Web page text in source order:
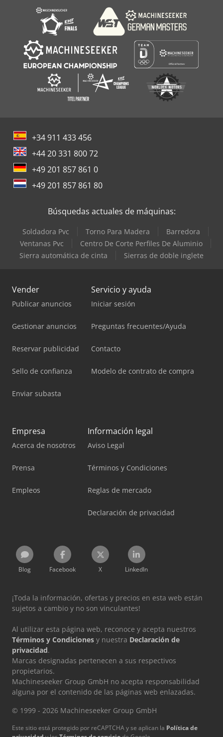
+34 911 433 456
+44 20 331 800 72
+49 201 857 861 0
+49 201 857 861 80
Búsquedas actuales de máquinas:
Soldadora Pvc Torno Para Madera
Barredora
Ventanas Pvc
Centro De Corte Perfiles De Aluminio
Sierra automática de cinta
Sierras de doble inglete
Vender
Publicar anuncios
Gestionar anuncios
Reservar publicidad
Sello de confianza
Enviar subasta
Servicio y ayuda
Iniciar sesión
Preguntas frecuentes/Ayuda
Contacto
Modelo de contrato de compra
Empresa
Acerca de nosotros
Prensa
Empleos
Información legal
Aviso Legal
Términos y Condiciones
Reglas de mercado
Declaración de privacidad
Blog Facebook X LinkedIn
¡Toda la información, ofertas y precios en esta web están
sujetos a cambio y no son vinculantes!
Al utilizar esta página web, reconoce y acepta nuestros
Términos y Condiciones y nuestra Declaración de
privacidad.
Marcas designadas pertenecen a sus respectivos
propietarios.
Machineseeker Group GmbH no acepta responsabilidad
alguna por el contenido de las páginas web enlazadas.
© 1999 - 2026 Machineseeker Group GmbH
Este sitio está protegido por reCAPTCHA y se aplican la Política de